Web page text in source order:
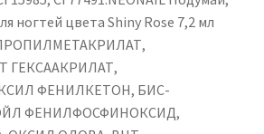
ногтей цвета Shiny Rose 7,2 мл
ГЕКСААКРИЛАТ,
ФЕНИЛКЕТОН, БИС-
ФЕНИЛФОСФИНОКСИД,